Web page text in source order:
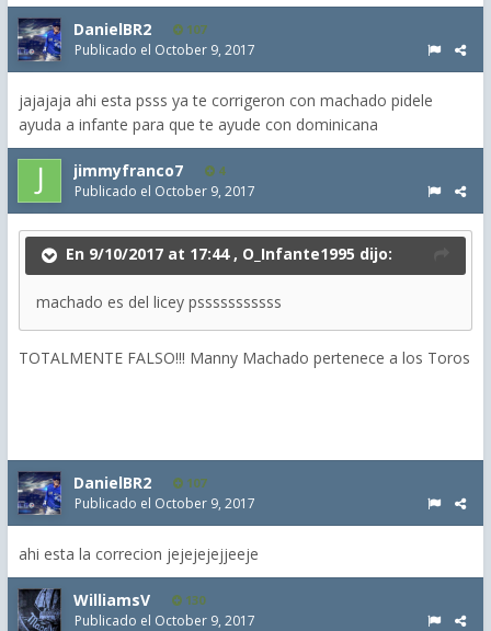
DanielBR2 107
Publicado el October 9, 2017
jajajaja ahi esta psss ya te corrigeron con machado pidele
ayuda a infante para que te ayude con dominicana
jimmyfranco7 4
Publicado el October 9, 2017
En 9/10/2017 at 17:44 , O_Infante1995 dijo:
machado es del licey psssssssssss
TOTALMENTE FALSO!!! Manny Machado pertenece a los Toros
DanielBR2 107
Publicado el October 9, 2017
ahi esta la correcion jejejejejjeeje
WilliamsV 130
Publicado el October 9, 2017